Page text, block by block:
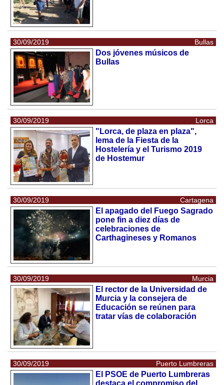
30/09/2019 Bullas
Dos jóvenes músicos de
Bullas
30/09/2019 Lorca
"Lorca, de plaza en plaza",
lema de la Fiesta de la
Hostelería y el Turismo 2019
de Hostemur
30/09/2019 Cartagena
El apagado del Fuego Sagrado
pone fin a diez días de
celebraciones de
Carthagineses y Romanos
30/09/2019 Murcia
El rector de la Universidad de
Murcia y la consejera de
Educación se reúnen para
tratar vías de colaboración
30/09/2019 Puerto Lumbreras
El PSOE de Puerto Lumbreras
destaca el compromiso del